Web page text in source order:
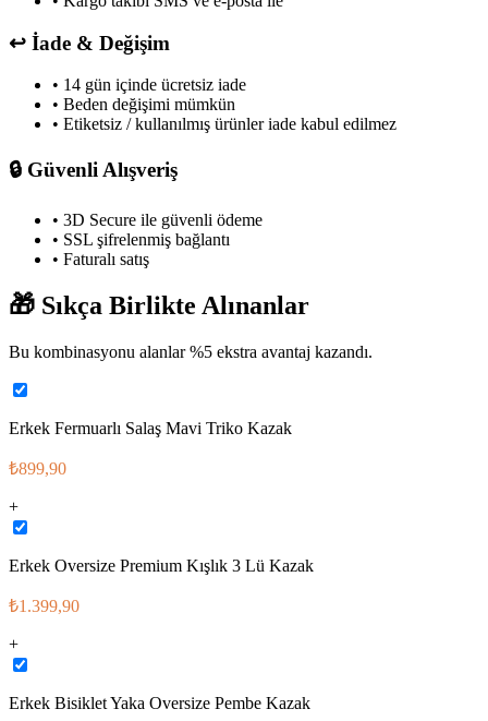
↩️ İade & Değişim
• 14 gün içinde ücretsiz iade
• Beden değişimi mümkün
• Etiketsiz / kullanılmış ürünler iade kabul edilmez
🔒 Güvenli Alışveriş
• 3D Secure ile güvenli ödeme
• SSL şifrelenmiş bağlantı
• Faturalı satış
🎁 Sıkça Birlikte Alınanlar
Bu kombinasyonu alanlar %5 ekstra avantaj kazandı.
Erkek Fermuarlı Salaş Mavi Triko Kazak
₺899,90
+
Erkek Oversize Premium Kışlık 3 Lü Kazak
₺1.399,90
+
Erkek Bisiklet Yaka Oversize Pembe Kazak